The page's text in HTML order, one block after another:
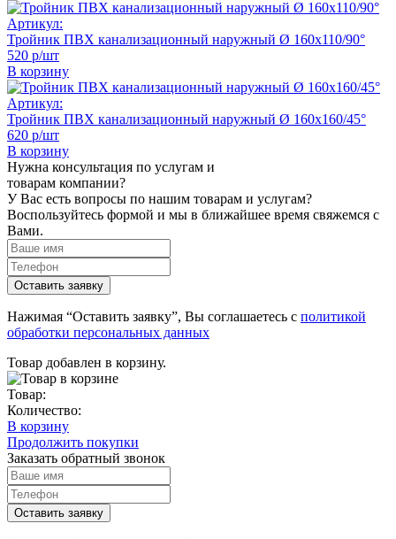
Артикул:
Тройник ПВХ канализационный наружный Ø 160х110/90°
520 р/шт
В корзину
Артикул:
Тройник ПВХ канализационный наружный Ø 160х160/45°
620 р/шт
В корзину
Нужна консультация по услугам и
товарам компании?
У Вас есть вопросы по нашим товарам и услугам?
Воспользуйтесь формой и мы в ближайшее время свяжемся с
Вами.
Нажимая “Оставить заявку”, Вы соглашаетесь с политикой
обработки персональных данных
Товар добавлен в корзину.
Товар:
Количество:
В корзину
Продолжить покупки
Заказать обратный звонок